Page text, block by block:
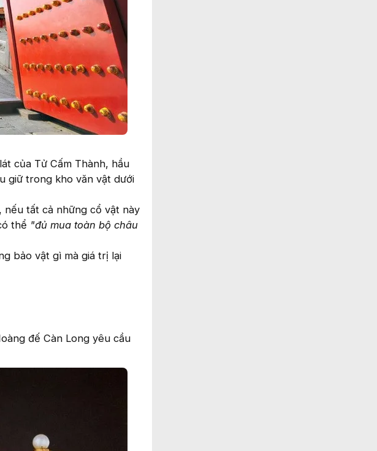
của Tử Cấm Thành, hầu
giữ trong kho văn vật dưới
nếu tất cả những cổ vật này
thể "đủ mua toàn bộ châu
bảo vật gì mà giá trị lại
đế Càn Long yêu cầu